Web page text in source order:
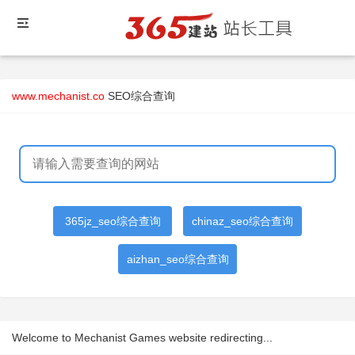
www.mechanist.co SEO综合查询
365jz_seo综合查询 chinaz_seo综合查询
aizhan_seo综合查询
Welcome to Mechanist Games website redirecting...